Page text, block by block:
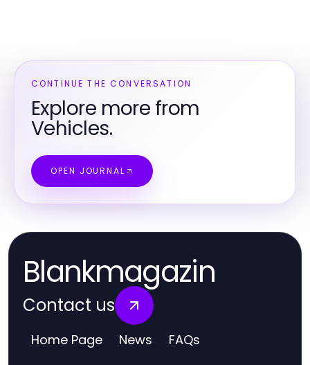
CONTINUE THE CONVERSATION
Explore more from
Vehicles.
OPEN JOURNAL
Blankmagazin
Contact us
Home Page News FAQs